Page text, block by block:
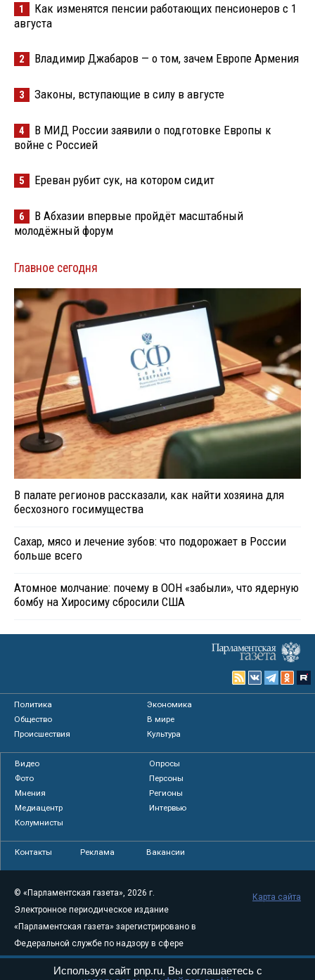
1
Как изменятся пенсии работающих пенсионеров с 1
августа
2 Владимир Джабаров — о том, зачем Европе Армения
3 Законы, вступающие в силу в августе
4
В МИД России заявили о подготовке Европы к
войне с Россией
5 Ереван рубит сук, на котором сидит
6
В Абхазии впервые пройдёт масштабный
молодёжный форум
Главное сегодня
В палате регионов рассказали, как найти хозяина для
бесхозного госимущества
Сахар, мясо и лечение зубов: что подорожает в России
больше всего
Атомное молчание: почему в ООН «забыли», что ядерную
бомбу на Хиросиму сбросили США
Политика
Экономика
Общество
В мире
Происшествия
Культура
Видео
Опросы
Фото
Персоны
Мнения
Регионы
Медиацентр
Интервью
Колумнисты
Контакты Реклама Вакансии
© «Парламентская газета», 2026 г.
Электронное периодическое издание
«Парламентская газета» зарегистрировано в
Федеральной службе по надзору в сфере
связи, информационных технологий и
массовых коммуникаций (Роскомнадзор) 05
Карта сайта
Используя сайт pnp.ru, Вы соглашаетесь с